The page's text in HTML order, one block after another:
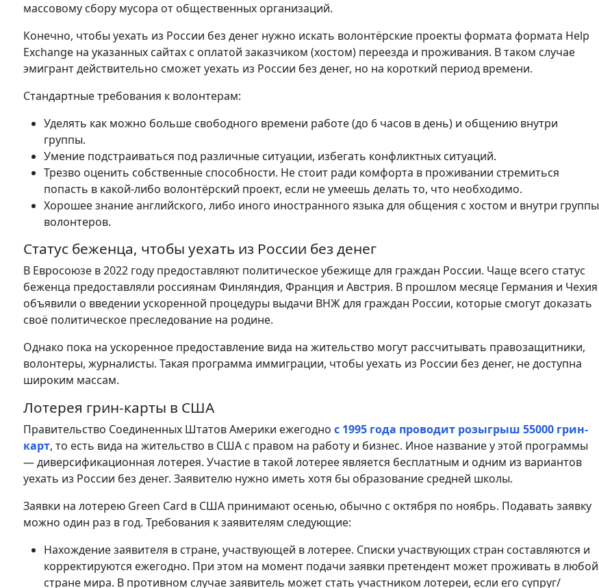
массовому сбору мусора от общественных организаций.
Конечно, чтобы уехать из России без денег нужно искать волонтёрские проекты формата формата Help
Exchange на указанных сайтах с оплатой заказчиком (хостом) переезда и проживания. В таком случае
эмигрант действительно сможет уехать из России без денег, но на короткий период времени.
Стандартные требования к волонтерам:
Уделять как можно больше свободного времени работе (до 6 часов в день) и общению внутри
группы.
Умение подстраиваться под различные ситуации, избегать конфликтных ситуаций.
Трезво оценить собственные способности. Не стоит ради комфорта в проживании стремиться
попасть в какой-либо волонтёрский проект, если не умеешь делать то, что необходимо.
Хорошее знание английского, либо иного иностранного языка для общения с хостом и внутри группы
волонтеров.
Статус беженца, чтобы уехать из России без денег
В Евросоюзе в 2022 году предоставляют политическое убежище для граждан России. Чаще всего статус
беженца предоставляли россиянам Финляндия, Франция и Австрия. В прошлом месяце Германия и Чехия
объявили о введении ускоренной процедуры выдачи ВНЖ для граждан России, которые смогут доказать
своё политическое преследование на родине.
Однако пока на ускоренное предоставление вида на жительство могут рассчитывать правозащитники,
волонтеры, журналисты. Такая программа иммиграции, чтобы уехать из России без денег, не доступна
широким массам.
Лотерея грин-карты в США
Правительство Соединенных Штатов Америки ежегодно с 1995 года проводит розыгрыш 55000 грин-
карт, то есть вида на жительство в США с правом на работу и бизнес. Иное название у этой программы
— диверсификационная лотерея. Участие в такой лотерее является бесплатным и одним из вариантов
уехать из России без денег. Заявителю нужно иметь хотя бы образование средней школы.
Заявки на лотерею Green Card в США принимают осенью, обычно с октября по ноябрь. Подавать заявку
можно один раз в год. Требования к заявителям следующие:
Нахождение заявителя в стране, участвующей в лотерее. Списки участвующих стран составляются и
корректируются ежегодно. При этом на момент подачи заявки претендент может проживать в любой
стране мира. В противном случае заявитель может стать участником лотереи, если его супруг/